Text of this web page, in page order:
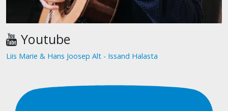
Youtube
Liis Marie & Hans Joosep Alt - Issand Halasta